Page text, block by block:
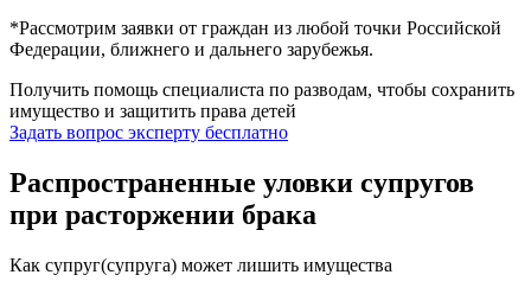
*Рассмотрим заявки от граждан из любой точки Российской
Федерации, ближнего и дальнего зарубежья.
Получить помощь специалиста по разводам, чтобы сохранить
имущество и защитить права детей
Задать вопрос эксперту бесплатно
Распространенные уловки супругов
при расторжении брака
Как супруг(супруга) может лишить имущества